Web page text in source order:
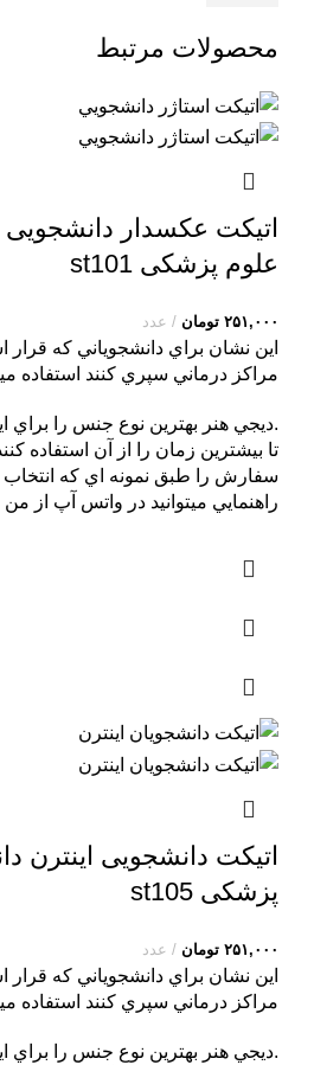
محصولات مرتبط
اتیکت عکسدار دانشجویی
علوم پزشکی st101
۲۵۱,۰۰۰ تومان عدد
اين نشان براي دانشجوياني که
مراکز درماني سپري کنند استفاده
.ديجي هنر بهترين نوع جنس را براي
تا بيشترين زمان را از آن استفاده
سفارش را طبق نمونه اي که انتخاب
راهنمايي ميتوانيد در واتس آپ از من
اتیکت دانشجویی اینترن
پزشکی st105
۲۵۱,۰۰۰ تومان عدد
اين نشان براي دانشجوياني که
مراکز درماني سپري کنند استفاده
.ديجي هنر بهترين نوع جنس را براي